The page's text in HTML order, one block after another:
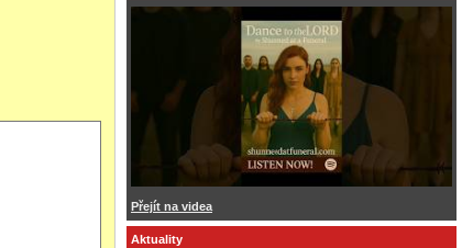
Přejít na videa
Aktuality